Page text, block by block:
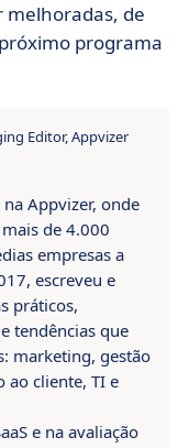
melhoradas, de
programa
Editor, Appvizer
Appvizer, onde
de 4.000
empresas a
escreveu e
práticos,
tendências que
marketing, gestão
ao cliente, TI e
e na avaliação